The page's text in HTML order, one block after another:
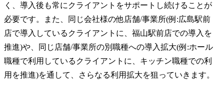
く、導入後も常にクライアントをサポートし続けることが
必要です。また、同じ会社様の他店舗/事業所(例:広島駅前
店で導入しているクライアントに、福山駅前店での導入を
推進)や、同じ店舗/事業所の別職種への導入拡大(例:ホール
職種で利用しているクライアントに、キッチン職種での利
用を推進)を通して、さらなる利用拡大を狙っていきます。